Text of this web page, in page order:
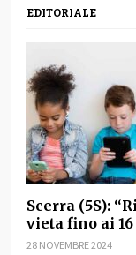
EDITORIALE
Scerra (5S):
vieta fino ai
28 NOVEMBRE 2024